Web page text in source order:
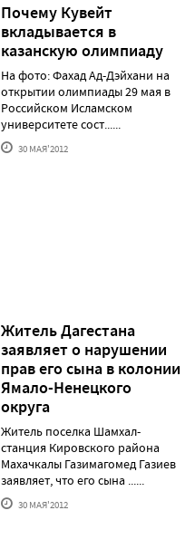
Почему Кувейт
вкладывается в
казанскую олимпиаду
На фото: Фахад Ад-Дэйхани на
открытии олимпиады 29 мая в
Российском Исламском
университете сост......
30 МАЯ'2012
Житель Дагестана
заявляет о нарушении
прав его сына в колонии
Ямало-Ненецкого
округа
Житель поселка Шамхал-
станция Кировского района
Махачкалы Газимагомед Газиев
заявляет, что его сына ......
30 МАЯ'2012